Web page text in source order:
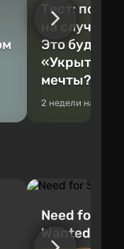
Тест:
на случай
Это будет
«Укрытие»
мечты?
2 недели назад
Need for
Wanted